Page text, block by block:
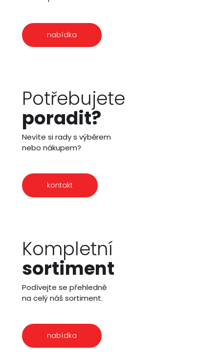
nabídka
Potřebujete
poradit?
Nevíte si rady s výběrem
nebo nákupem?
kontakt
Kompletní
sortiment
Podívejte se přehledně
na celý náš sortiment.
nabídka